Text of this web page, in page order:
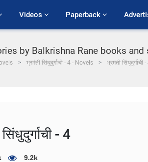
Videos Paperback
by Balkrishna Rane books and
भ्रमंती सिंधुदुर्गाची - 4 - Novels भ्रमंती सिंधुदुर्गाची
- 4
9.2k